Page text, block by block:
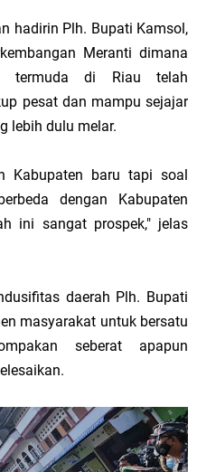
hadirin Plh. Bupati Kamsol,
Meranti dimana
termuda di Riau telah
pesat dan mampu sejajar
lebih dulu melar.
Kabupaten baru tapi soal
dengan Kabupaten
ini sangat prospek," jelas
daerah Plh. Bupati
masyarakat untuk bersatu
seberat apapun